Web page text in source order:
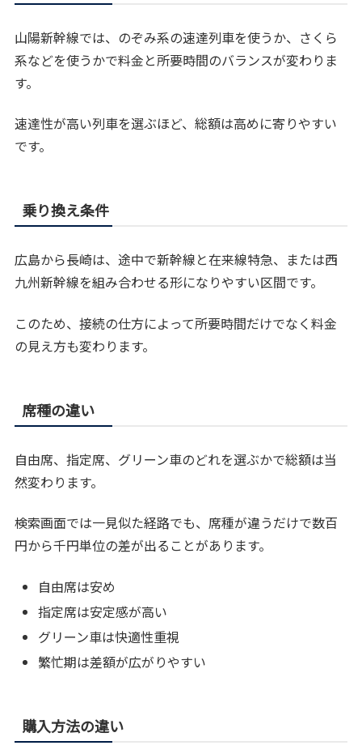
山陽新幹線では、のぞみ系の速達列車を使うか、さくら
系などを使うかで料金と所要時間のバランスが変わりま
す。
速達性が高い列車を選ぶほど、総額は高めに寄りやすい
です。
乗り換え条件
広島から長崎は、途中で新幹線と在来線特急、または西
九州新幹線を組み合わせる形になりやすい区間です。
このため、接続の仕方によって所要時間だけでなく料金
の見え方も変わります。
席種の違い
自由席、指定席、グリーン車のどれを選ぶかで総額は当
然変わります。
検索画面では一見似た経路でも、席種が違うだけで数百
円から千円単位の差が出ることがあります。
自由席は安め
指定席は安定感が高い
グリーン車は快適性重視
繁忙期は差額が広がりやすい
購入方法の違い